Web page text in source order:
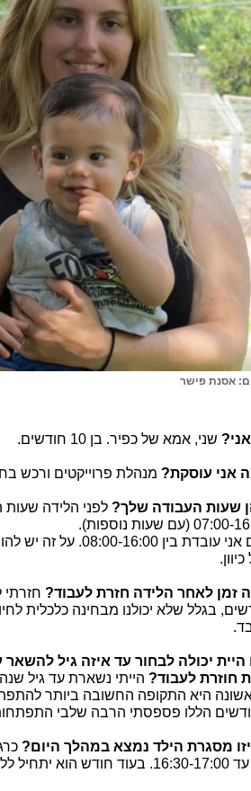
אסנת פישר
שני, אמא של כפיר. בן 10 חודשים.
אני עוסקת? מנהלת פרוייקטים ורכש
שעות העבודה שלך? לפני הלידה שעות
(עם שעות נוספות).
כיום אני עובדת בין
זמן לאחר הלידה חזרת לעבוד?
בגלל שלא יכולנו מבחינה כלכלית
יכולה לבחור עד איזה גיל
חוזרת לעבוד? הייתי נשארת עד גיל
היא התקופה החשובה ביותר
הללו פספסתי הרבה שלבי התפתחות
מסגרת הילד נמצא במהלך היום?
ללכת לגן, עד שעה 17:00.